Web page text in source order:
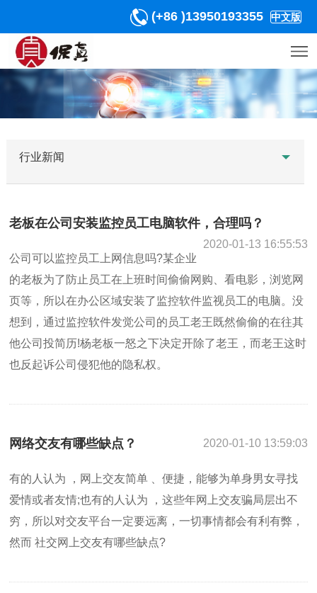
(+86 )13950193355 中文版
行业新闻
老板在公司安装监控员工电脑软件，合理吗？
2020-01-13 16:55:53
公司可以监控员工上网信息吗?某企业
的老板为了防止员工在上班时间偷偷网购、看电影，浏览网
页等，所以在办公区域安装了监控软件监视员工的电脑。没
想到，通过监控软件发觉公司的员工老王既然偷偷的在往其
他公司投简历!杨老板一怒之下决定开除了老王，而老王这时
也反起诉公司侵犯他的隐私权。
网络交友有哪些缺点？ 2020-01-10 13:59:03
有的人认为 ，网上交友简单 、便捷，能够为单身男女寻找
爱情或者友情;也有的人认为 ，这些年网上交友骗局层出不
穷，所以对交友平台一定要远离，一切事情都会有利有弊，
然而 社交网上交友有哪些缺点?